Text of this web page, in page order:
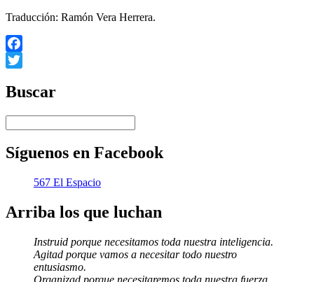
Traducción: Ramón Vera Herrera.
Facebook
Buscar
Síguenos en Facebook
567 El Espacio
Arriba los que luchan
Instruid porque necesitamos toda nuestra inteligencia.
Agitad porque vamos a necesitar todo nuestro
entusiasmo.